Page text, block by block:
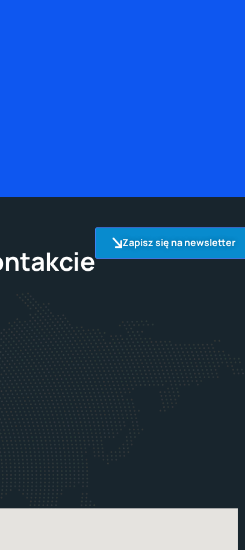
Zapisz się na newsletter